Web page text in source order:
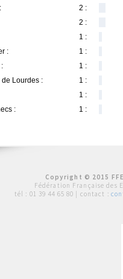
2 :
2 :
1 :
:
1 :
1 :
Lourdes :
1 :
1 :
:
1 :
Copyright © 2015
Fédération Française des
tél : 01 39 44 65 80 | contact :